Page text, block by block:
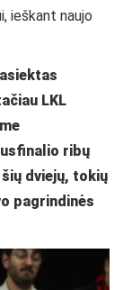
ieškant naujo
LKL
ribų
dviejų, tokių
pagrindinės